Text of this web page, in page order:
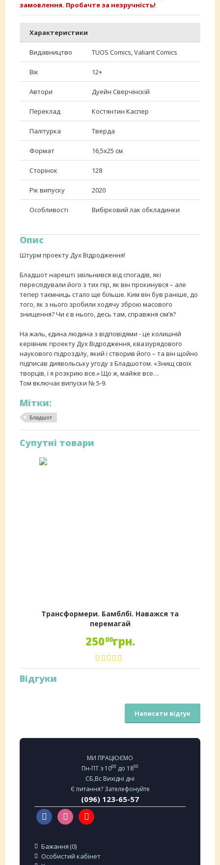
замовлення. Пробачте за незручність!
Характеристики
Видавництво TUOS Comics, Valiant Comics
Вік 12+
Автори Дуейн Сверчінскій
Переклад Костянтин Каспер
Палітурка Тверда
Формат 16,5х25 см
Сторінок 128
Рік випуску 2020
Особливості Вибірковий лак обкладинки
Опис
Штурм проекту Дух Відродження!
Бладшот нарешті звільнився від спогадів, які
переслідували його з тих пір, як він прокинувся – але
тепер таємниць стало ще більше. Ким він був раніше, до
того, як з нього зробили ходячу зброю масового
знищення? Чи є в нього, десь там, справжня сім’я?
На жаль, єдина людина з відповідями - це колишній
керівник проекту Дух Відродження, квазіурядового
наукового підрозділу, який і створив його – та він щойно
підписав диявольську угоду з Бладшотом. «Знищ своїх
творців, і я розкрию все.» Що ж, майже все…
Том включає випуски № 5-9.
Мітки:
Бладшот
Супутні товари
Трансформери. Бамблбі. Наважся та
перемагай
25000грн.
Відгуки
Написати відгук
МИ ПРАЦЮЄМО
Пн-ПТ з 1000 до 1800
СБ,Вс Вихідні дні
Є питання? Зателефонуйте
(096) 123-65-57
Бажання 0
Особистий кабінет